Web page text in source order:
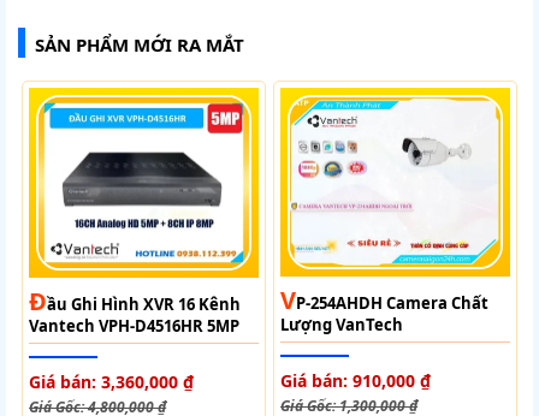
SẢN PHẨM MỚI RA MẮT
ĐẦu Ghi Hình XVR 16 Kênh
Vantech VPH-D4516HR 5MP
Giá bán: 3,360,000 ₫
Giá Gốc: 4,800,000 ₫
VP-254AHDH Camera Chất
Lượng VanTech
Giá bán: 910,000 ₫
Giá Gốc: 1,300,000 ₫